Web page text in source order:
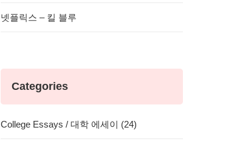
넷플릭스 – 킬 블루
Categories
College Essays / 대학 에세이 (24)